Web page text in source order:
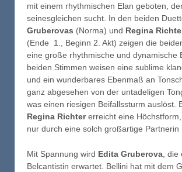
mit einem rhythmischen Elan geboten,
seinesgleichen sucht. In den beiden
Gruberovas (Norma) und Regina
(Ende 1., Beginn 2. Akt) zeigen die
eine große rhythmische und dynamische
beiden Stimmen weisen eine sublime
und ein wunderbares Ebenmaß an
ganz abgesehen von der untadeligen
was einen riesigen Beifallssturm auslöst.
Regina Richtererreicht eine
nur durch eine solch großartige Partnerin
Mit Spannung wird Edita Gruberova ,
Belcantistin erwartet. Bellini hat mit dem